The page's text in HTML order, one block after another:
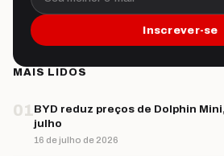
Inscrever-se
MAIS LIDOS
01BYD reduz preços de Dolphin
julho
16 de julho de 2026